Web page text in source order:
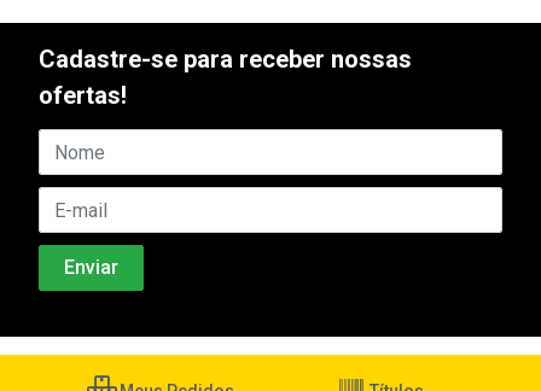
Cadastre-se para receber nossas
ofertas!